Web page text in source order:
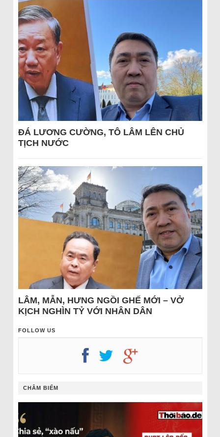
ĐÁ LƯƠNG CƯỜNG, TÔ LÂM LÊN CHỦ
TỊCH NƯỚC
LÂM, MẪN, HƯNG NGỒI GHẾ MỚI – VỞ
KỊCH NGHÌN TỶ VỚI NHÂN DÂN
FOLLOW US
CHÂM BIẾM